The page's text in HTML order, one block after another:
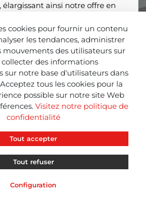
ainsi notre offre en
entrepôts sont des installations
conformes à toutes les
et de sécurité, témoignant
notre engagement envers nos
à proposer des solutions
au sein d’une chaîne
intégrée.
CBL
cookies pour fournir un contenu
les tendances, administrer
mouvements des utilisateurs sur
collecter des informations
sur notre base d'utilisateurs dans
tous les cookies pour la
possible sur notre site Web
Visitez notre politique de
confidentialité
Configuration
Tout accepter
Tout refuser